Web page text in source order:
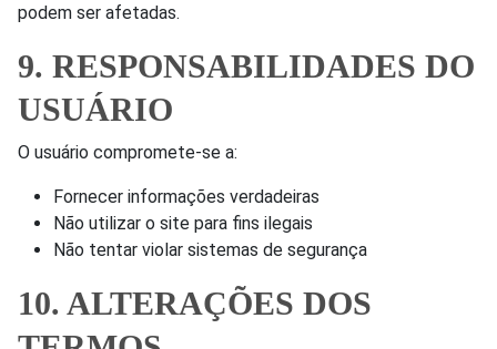
podem ser afetadas.
9. RESPONSABILIDADES DO
USUÁRIO
O usuário compromete-se a:
Fornecer informações verdadeiras
Não utilizar o site para fins ilegais
Não tentar violar sistemas de segurança
10. ALTERAÇÕES DOS